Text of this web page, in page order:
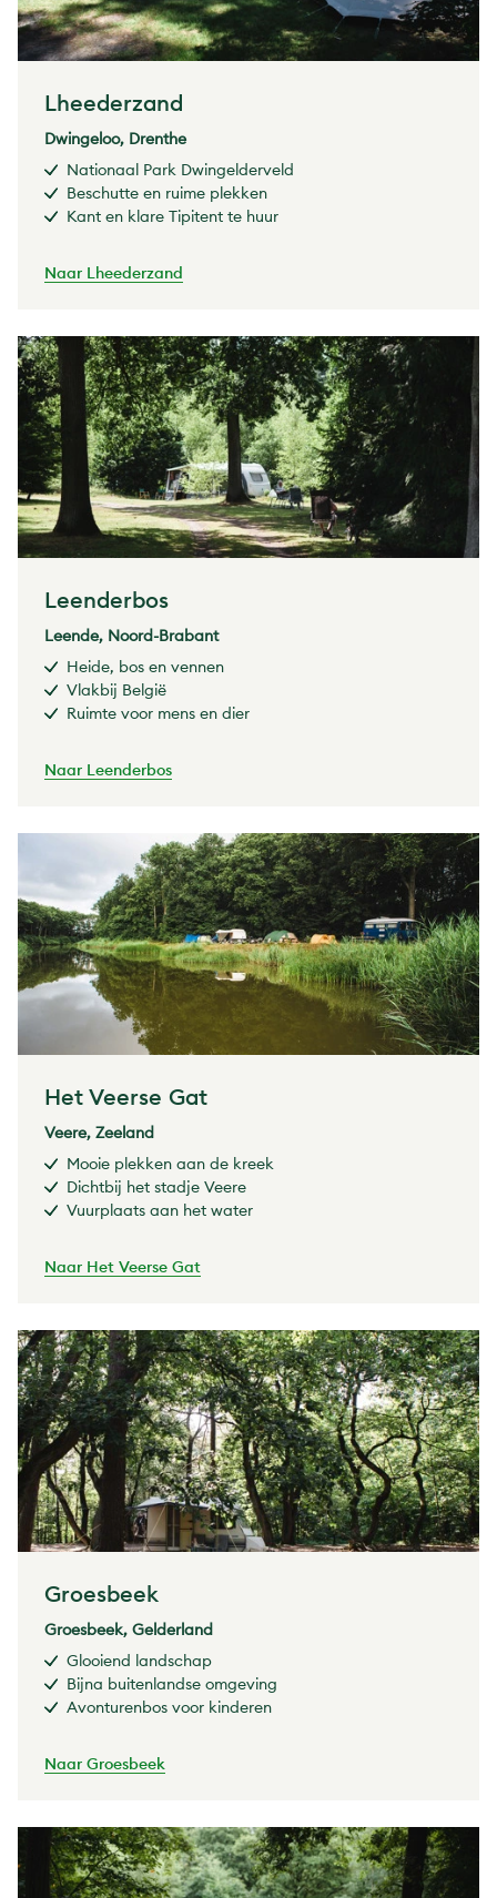
Lheederzand
Dwingeloo, Drenthe
Nationaal Park Dwingelderveld
Beschutte en ruime plekken
Kant en klare Tipitent te huur
Naar Lheederzand
Leenderbos
Leende, Noord-Brabant
Heide, bos en vennen
Vlakbij België
Ruimte voor mens en dier
Naar Leenderbos
Het Veerse Gat
Veere, Zeeland
Mooie plekken aan de kreek
Dichtbij het stadje Veere
Vuurplaats aan het water
Naar Het Veerse Gat
Groesbeek
Groesbeek, Gelderland
Glooiend landschap
Bijna buitenlandse omgeving
Avonturenbos voor kinderen
Naar Groesbeek